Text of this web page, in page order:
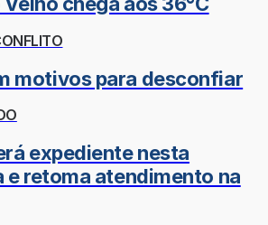
motivos para desconfiar
expediente nesta
retoma atendimento na